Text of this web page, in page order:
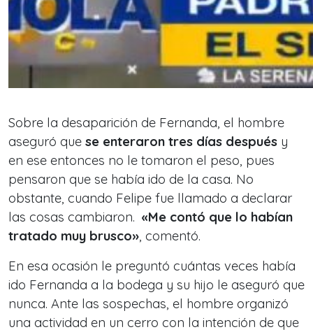
Sobre la desaparición de Fernanda, el hombre
aseguró que se enteraron tres días después y
en ese entonces no le tomaron el peso, pues
pensaron que se había ido de la casa. No
obstante, cuando Felipe fue llamado a declarar
las cosas cambiaron. «Me contó que lo habían
tratado muy brusco», comentó.
En esa ocasión le preguntó cuántas veces había
ido Fernanda a la bodega y su hijo le aseguró que
nunca. Ante las sospechas, el hombre organizó
una actividad en un cerro con la intención de que